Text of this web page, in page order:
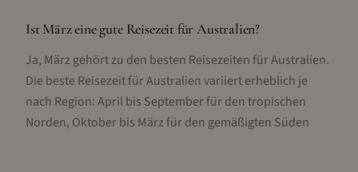
Ist März eine gute Reisezeit für Australien?
Ja, März gehört zu den besten Reisezeiten für Australien.
Die beste Reisezeit für Australien variiert erheblich je
nach Region: April bis September für den tropischen
Norden, Oktober bis März für den gemäßigten Süden